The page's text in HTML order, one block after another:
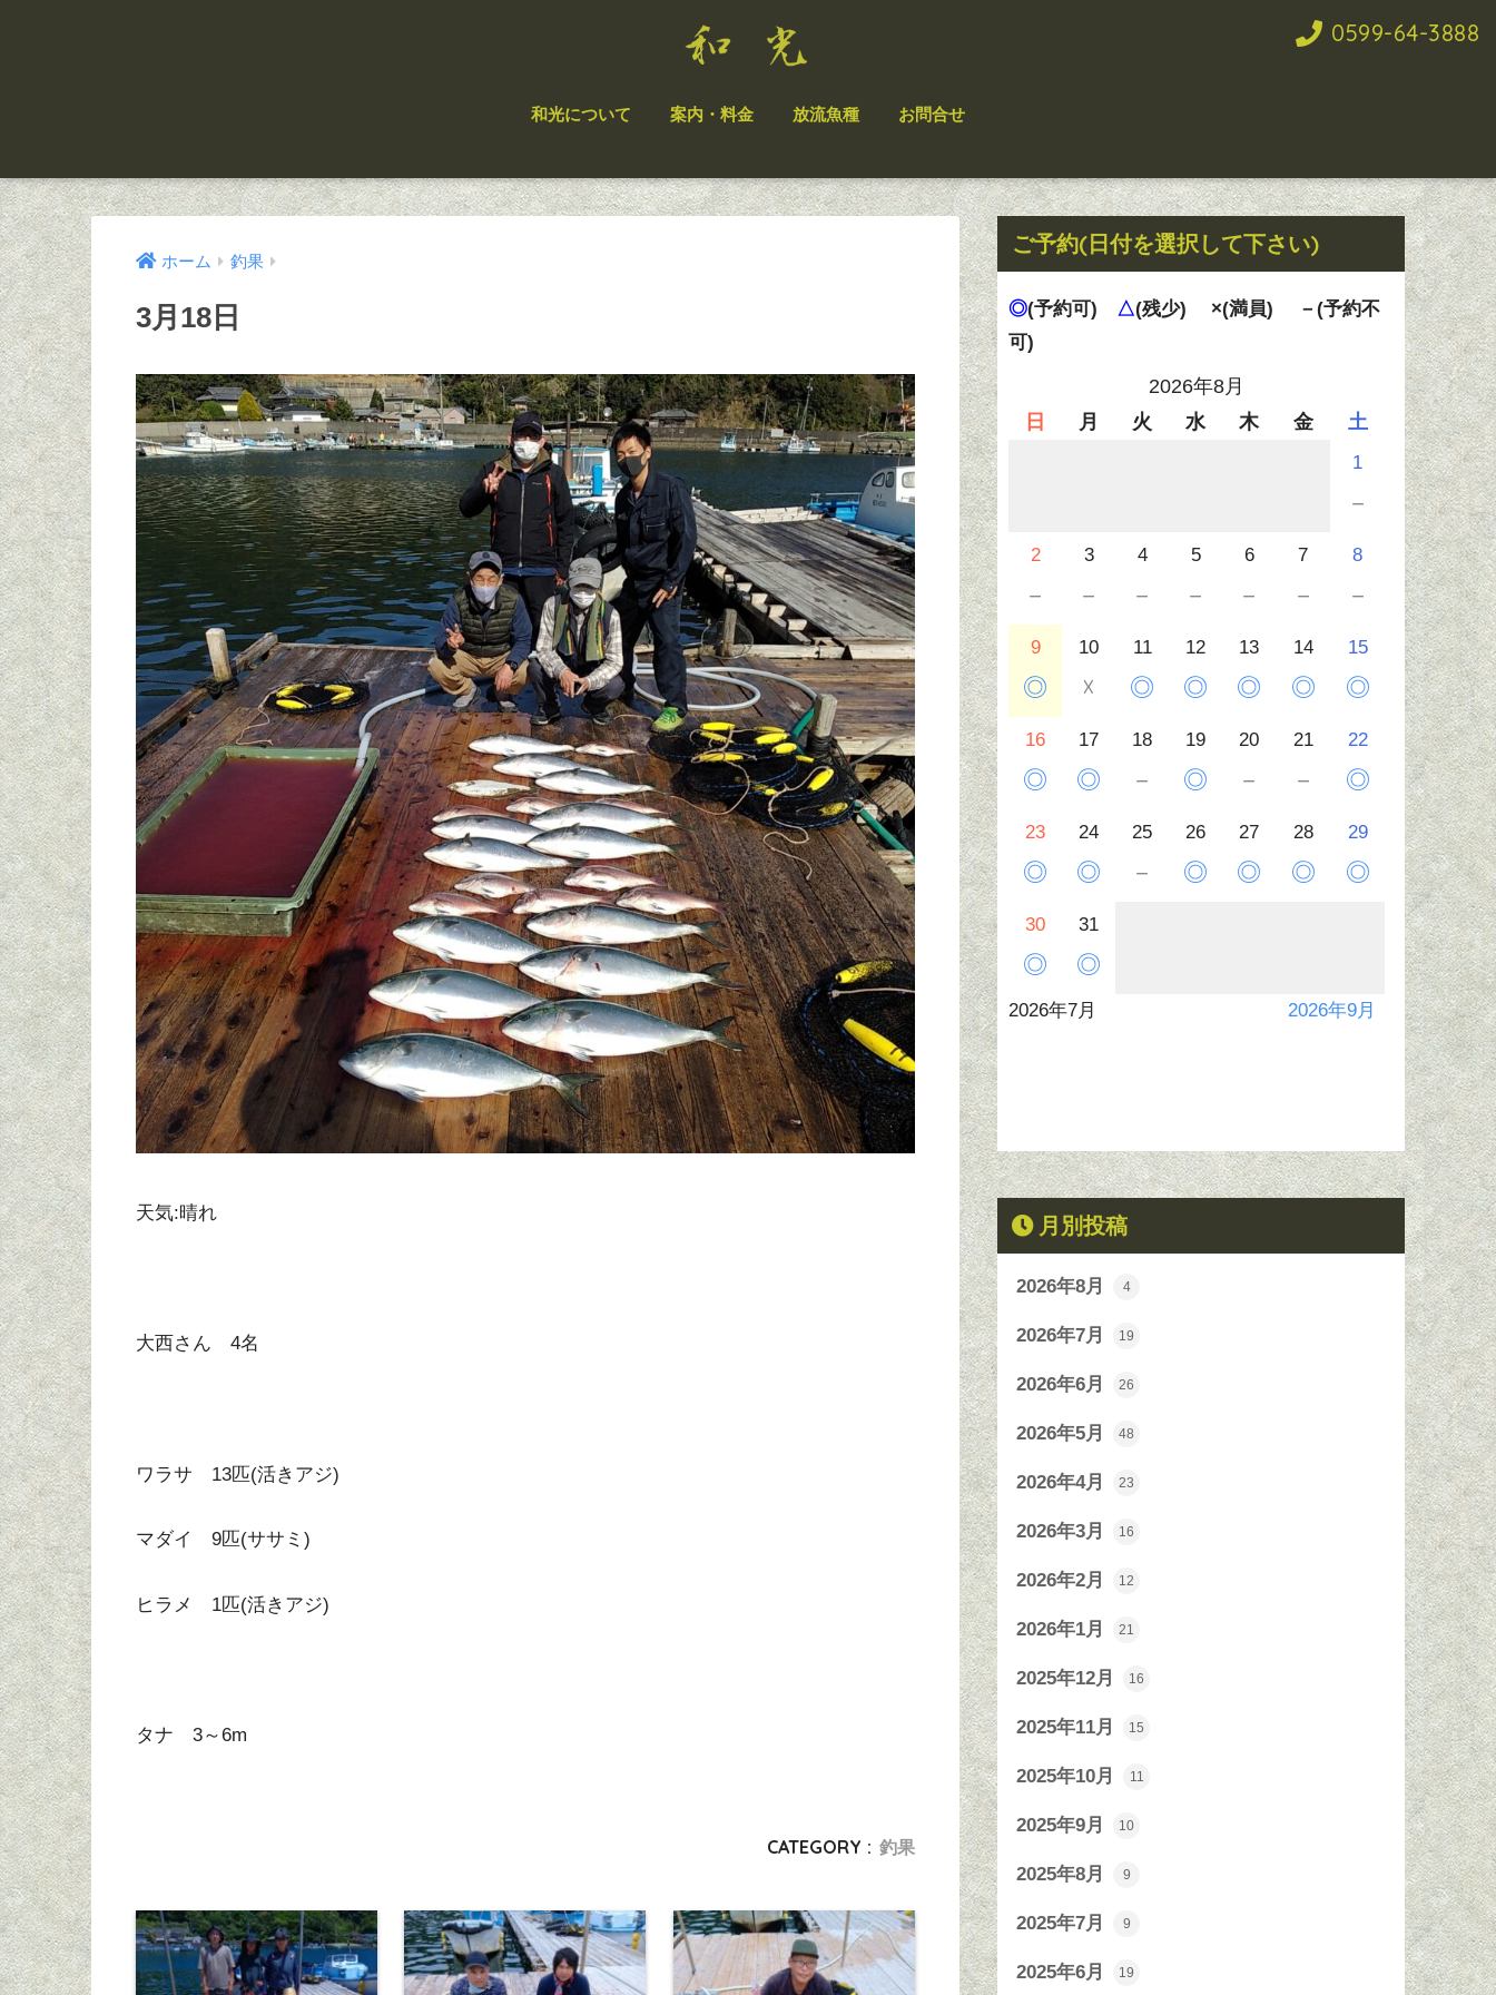
和光について 案内・料金 放流魚種 お問合せ
0599-64-3888
ホーム 釣果
3月18日
天気:晴れ
大西さん 4名
ワラサ 13匹(活きアジ)
マダイ 9匹(ササミ)
ヒラメ 1匹(活きアジ)
タナ 3～6m
CATEGORY : 釣果
ご予約(日付を選択して下さい)
◎(予約可) △(残少) ×(満員)
－(予約不
可)
2026年8月
日
月 火 水 木 金 土
1
－
2
－
3
－
4
－
5
－
6
－
7
－
8
－
9
◎
10
☓
11
◎
12
◎
13
◎
14
◎
15
◎
16
◎
17
◎
18
－
19
◎
20
－
21
－
22
◎
23
◎
24
◎
25
－
26
◎
27
◎
28
◎
29
◎
30
◎
31
◎
2026年7月 2026年9月
月別投稿
2026年8月 4
2026年7月 19
2026年6月 26
2026年5月 48
2026年4月 23
2026年3月 16
2026年2月 12
2026年1月 21
2025年12月 16
2025年11月 15
2025年10月 11
2025年9月 10
2025年8月 9
2025年7月 9
2025年6月 19